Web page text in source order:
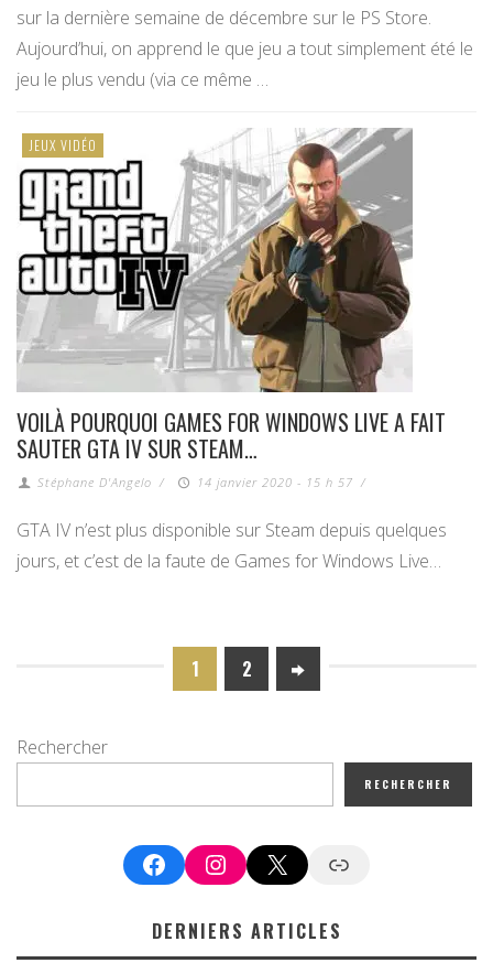
sur la dernière semaine de décembre sur le PS Store.
Aujourd’hui, on apprend le que jeu a tout simplement été le
jeu le plus vendu (via ce même …
JEUX VIDÉO
VOILÀ POURQUOI GAMES FOR WINDOWS LIVE A FAIT
SAUTER GTA IV SUR STEAM…
Stéphane D'Angelo / 14 janvier 2020 - 15 h 57 /
GTA IV n’est plus disponible sur Steam depuis quelques
jours, et c’est de la faute de Games for Windows Live…
1 2
Rechercher
RECHERCHER
FacebookInstagram
X Google News
DERNIERS ARTICLES